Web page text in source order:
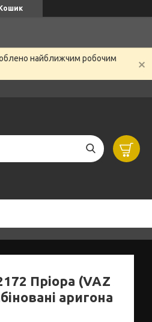
найближчим робочим
Пріора (VAZ
аригона